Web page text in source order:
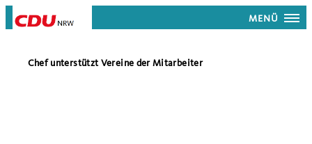
MENÜ
Chef unterstützt Vereine der Mitarbeiter